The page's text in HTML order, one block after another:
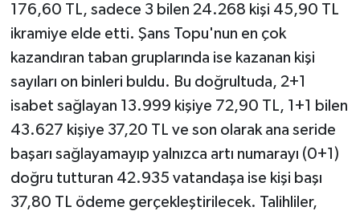
176,60 TL, sadece 3 bilen 24.268 kişi 45,90 TL
ikramiye elde etti. Şans Topu'nun en çok
kazandıran taban gruplarında ise kazanan kişi
sayıları on binleri buldu. Bu doğrultuda, 2+1
isabet sağlayan 13.999 kişiye 72,90 TL, 1+1 bilen
43.627 kişiye 37,20 TL ve son olarak ana seride
başarı sağlayamayıp yalnızca artı numarayı (0+1)
doğru tutturan 42.935 vatandaşa ise kişi başı
37,80 TL ödeme gerçekleştirilecek. Talihliler,